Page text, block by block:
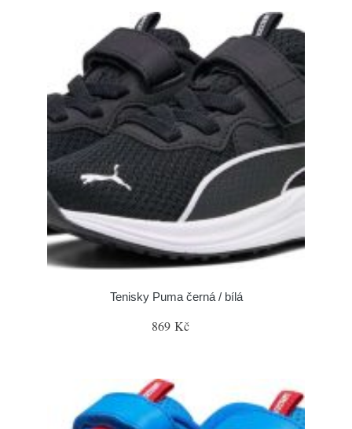
Tenisky Puma černá / bílá
869 Kč